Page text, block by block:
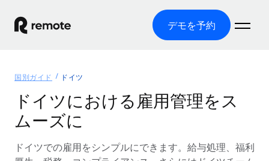
デモを予約
グローバル雇用
グローバル給与処理
コンプライアンス対応の給与処理を手軽に
ソリューション
各国の制度に対応
リソース
国別ガイド ドイツ
ドイツにおける雇用管理をス
ムーズに
ドイツでの雇用をシンプルにできます。給与処理、福利